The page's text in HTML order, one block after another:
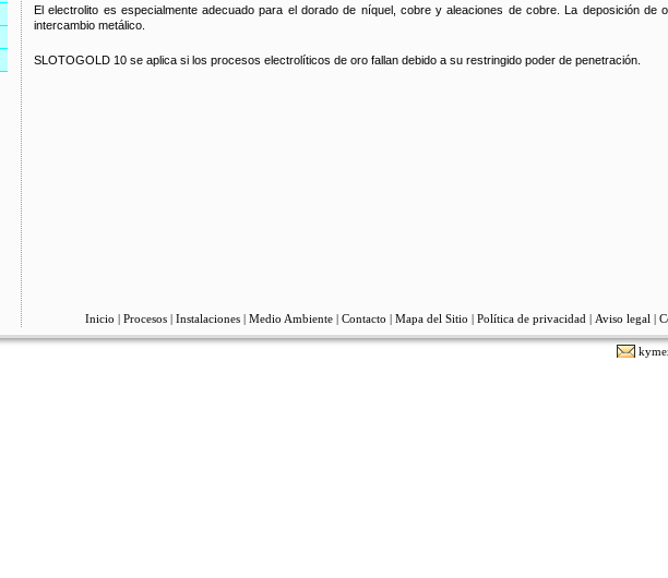
El electrolito es especialmente adecuado para el dorado de níquel, cobre y aleaciones de cobre. La deposición de
intercambio metálico.
SLOTOGOLD 10 se aplica si los procesos electrolíticos de oro fallan debido a su restringido poder de penetración.
Inicio | Procesos| Instalaciones| Medio Ambiente| Contacto | Mapa del Sitio | Política de privacidad | Aviso legal |